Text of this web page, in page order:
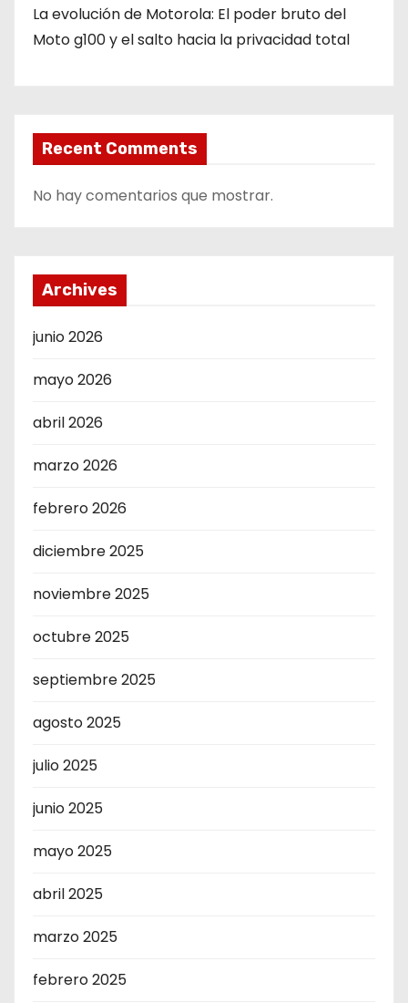
d
a
La evolución de Motorola: El poder bruto del
Moto g100 y el salto hacia la privacidad total
Recent Comments
No hay comentarios que mostrar.
Archives
junio 2026
mayo 2026
abril 2026
marzo 2026
febrero 2026
diciembre 2025
noviembre 2025
octubre 2025
septiembre 2025
agosto 2025
julio 2025
junio 2025
mayo 2025
abril 2025
marzo 2025
febrero 2025